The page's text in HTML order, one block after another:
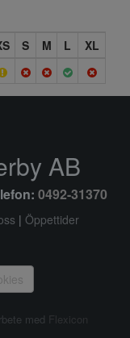
S M L
XL
AB
0492-31370
| Öppettider
med Flexicon